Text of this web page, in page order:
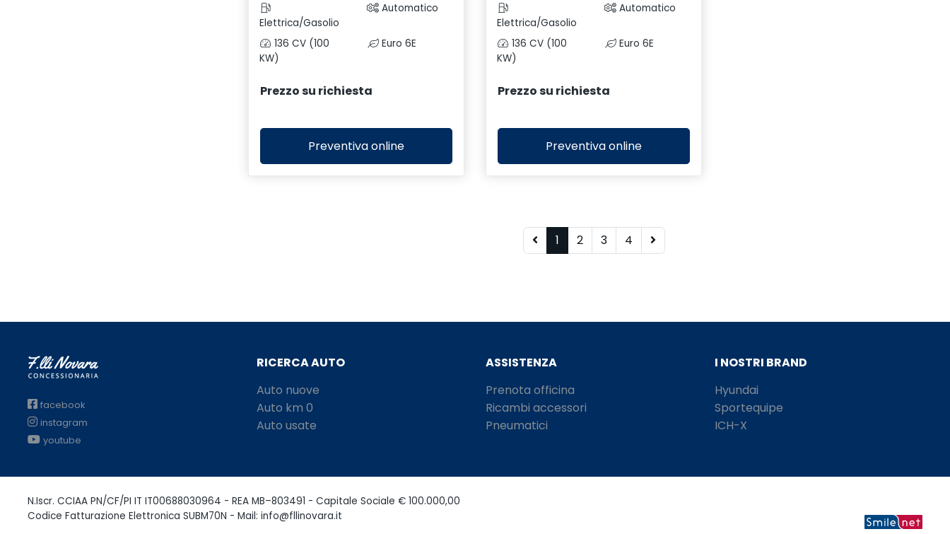
Elettrica/Gasolio
Automatico
136 CV (100
KW)
Euro 6E
Prezzo su richiesta
Preventivaonline
Elettrica/Gasolio
Automatico
136 CV (100
KW)
Euro 6E
Prezzo su richiesta
Preventivaonline
1 2 3 4
facebook
instagram
youtube
RICERCA AUTO
Auto nuove
Auto km 0
Auto usate
ASSISTENZA
Prenota officina
Ricambi accessori
Pneumatici
I NOSTRI BRAND
Hyundai
Sportequipe
ICH-X
N.Iscr. CCIAA PN/CF/PI IT IT00688030964 - REA MB–803491 - Capitale Sociale € 100.000,00
Codice Fatturazione Elettronica SUBM70N - Mail: info@fllinovara.it